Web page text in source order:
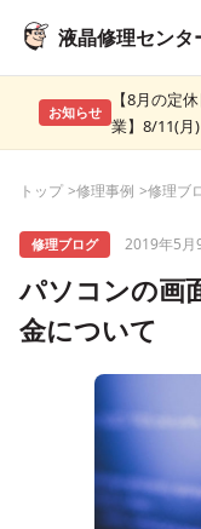
液晶修理センタ
お知らせ
【8月の定
業】8/11(月)
トップ 修理事例 修理ブ
修理ブログ 2019年5月
パソコンの画
金について